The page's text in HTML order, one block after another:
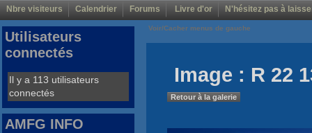
Nbre visiteurs Calendrier Forums Livre d'or N'hésitez pas à
Voir/Cacher menus de gauche
Image : R 22
Retour à la galerie
Utilisateurs
connectés
Il y a 113 utilisateurs
connectés
AMFG INFO